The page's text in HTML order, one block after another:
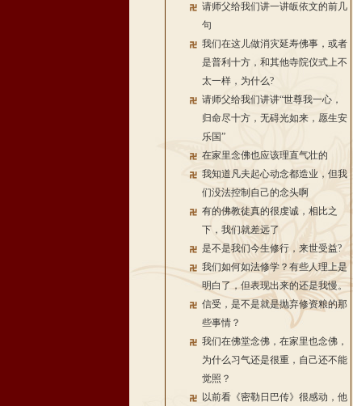
请师父给我们讲一讲皈依文的前几
句
我们在这儿做消灾延寿佛事，或者
是普利十方，和其他寺院仪式上不
太一样，为什么?
请师父给我们讲讲“世尊我一心，
归命尽十方，无碍光如来，愿生安
乐国”
在家里念佛也应该理直气壮的
我知道凡夫起心动念都造业，但我
们没法控制自己的念头啊
有的佛教徒真的很虔诚，相比之
下，我们就差远了
是不是我们今生修行，来世受益?
我们如何如法修学？有些人理上是
明白了，但表现出来的还是我慢。
信受，是不是就是抛弃修资粮的那
些事情？
我们在佛堂念佛，在家里也念佛，
为什么习气还是很重，自己还不能
觉照？
以前看《密勒日巴传》很感动，他